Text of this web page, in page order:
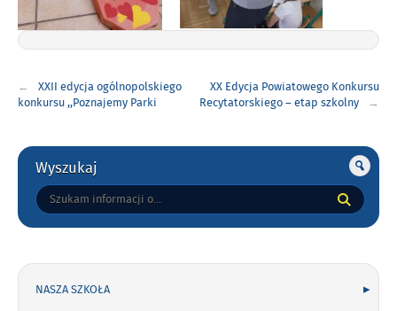
wpisu
XXII edycja ogólnopolskiego
konkursu ,,Poznajemy Parki
XX Edycja Powiatowego Konkursu
Recytatorskiego – etap szkolny
Gorne
Wyszukaj
Tutaj
wpisz
NASZA SZKOŁA